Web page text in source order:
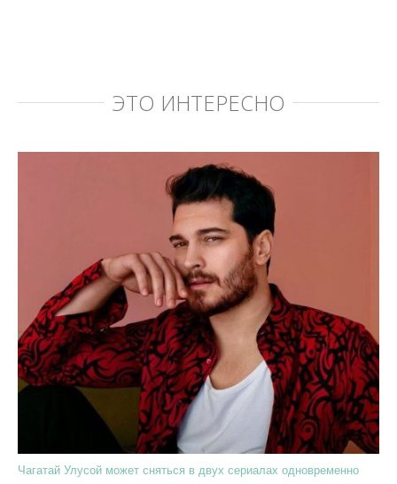
ЭТО ИНТЕРЕСНО
Чагатай Улусой может сняться в двух сериалах одновременно